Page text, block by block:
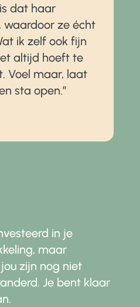
dat haar
waardoor ze écht
ik zelf ook fijn
altijd hoeft te
Voel maar, laat
sta open.”
in je
maar
zijn nog niet
Je bent klaar